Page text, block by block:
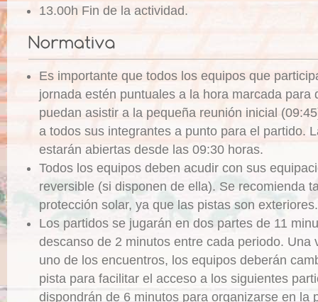
13.00h Fin de la actividad.
Es importante que todos los equipos que
jornada estén puntuales a la hora marcada para
puedan asistir a la pequeña reunión inicial
a todos sus integrantes a punto para el partido.
estarán abiertas desde las 09:30 horas.
Todos los equipos deben acudir con sus
reversible (si disponen de ella). Se recomienda
protección solar, ya que las pistas son exteriores.
Los partidos se jugarán en dos partes de 11
descanso de 2 minutos entre cada periodo. Una
uno de los encuentros, los equipos deberán
pista para facilitar el acceso a los siguientes
dispondrán de 6 minutos para organizarse en la